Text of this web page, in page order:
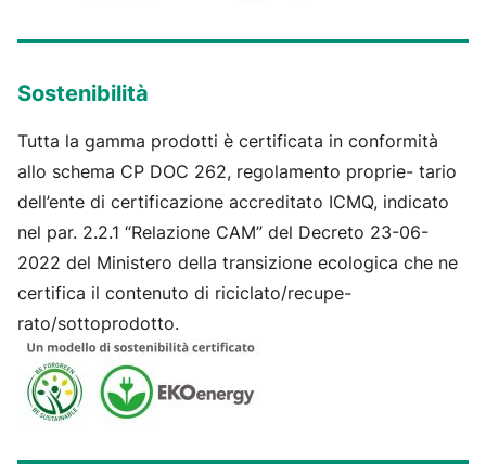
Sostenibilità
Tutta la gamma prodotti è certificata in conformità
allo schema CP DOC 262, regolamento proprie- tario
dell’ente di certificazione accreditato ICMQ, indicato
nel par. 2.2.1 “Relazione CAM” del Decreto 23-06-
2022 del Ministero della transizione ecologica che ne
certifica il contenuto di riciclato/recupe-
rato/sottoprodotto.